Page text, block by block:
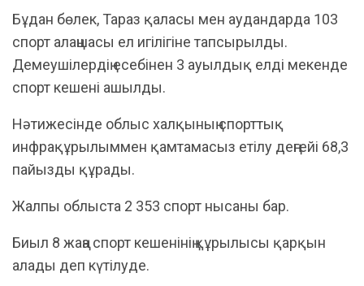
​Бұдан бөлек, Тараз қаласы мен аудандарда 103
спорт алаңшасы ел игілігіне тапсырылды.
Демеушілердің есебінен 3 ауылдық елді мекенде
спорт кешені ашылды.
​Нәтижесінде облыс халқының спорттық
инфрақұрылыммен қамтамасыз етілу деңгейі 68,3
пайызды құрады.
​Жалпы облыста 2 353 спорт нысаны бар.
​Биыл 8 жаңа спорт кешенінің құрылысы қарқын
алады деп күтілуде.